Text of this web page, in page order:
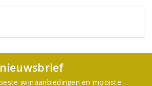
wijnaanbiedingen en mooiste